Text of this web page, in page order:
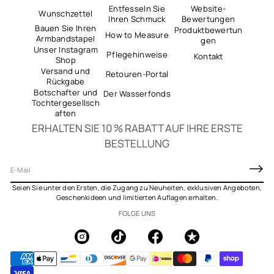
Wunschzettel
Bauen Sie Ihren
Armbandstapel
Unser Instagram
Shop
Versand und
Rückgabe
Botschafter und
Tochtergesellsch
aften
Entfesseln Sie
Ihren Schmuck
How to Measure
Pflegehinweise
Retouren-Portal
Der Wasserfonds
Website-
Bewertungen
Produktbewertun
gen
Kontakt
ERHALTEN SIE 10 % RABATT AUF IHRE ERSTE
BESTELLUNG
E
-Seien Sie unter den Ersten, die Zugang zu Neuheiten, exklusiven Angeboten,
Geschenkideen und limitierten Auflagen erhalten.
FOLGE UNS